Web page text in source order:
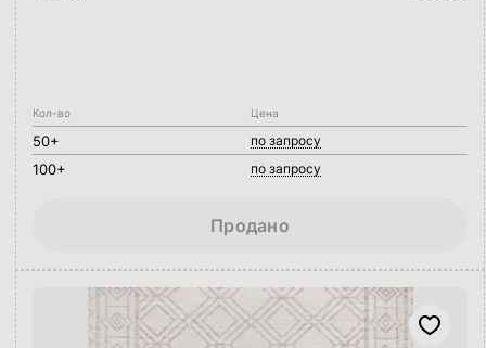
Кол-во
50+
100+
Цена
по запросу
по запросу
Продано